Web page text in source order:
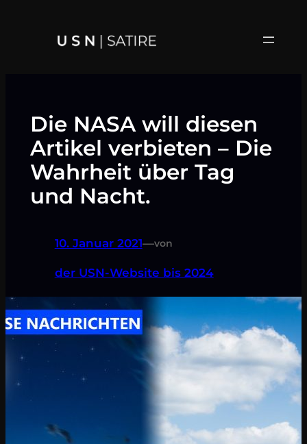
springen
Die NASA will diesen
Artikel verbieten – Die
Wahrheit über Tag
und Nacht.
10. Januar 2021—von
der USN-Website bis 2024